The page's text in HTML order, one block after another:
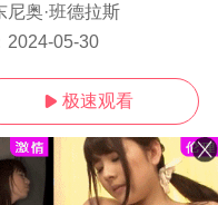
尼奥·班德拉斯
2024-05-30
 极速观看